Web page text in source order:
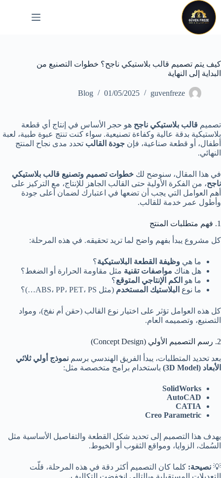
التجاوز
إلى
المحتوى
كيف يتم تصميم قالب بلاستيكي ناجح؟ خطوات التصنيع من
البداية إلى النهاية
guvenfreze
01/05/2025
Blog
تصميم قالب بلاستيكي ناجح هو حجر الأساس في إنتاج أي قطعة
بلاستيكية بدقة عالية وكفاءة تصنيعية. سواء كنت تنتج عبوة طبية، لعبة
أطفال، أو قطعة صناعية، فإن جودة القالب تحدد مدى نجاح المنتج
النهائي.
في هذا المقال، سنوضح لك خطوات تصميم وتصنيع قالب بلاستيكي
ناجح، من الفكرة الأولية حتى القالب الجاهز للإنتاج، مع التركيز على
أهم العوامل التي يجب أن تضعها في اعتبارك لضمان أعلى جودة
وأطول عمر خدمة للقالب.
1. فهم متطلبات المنتج
كل مشروع يبدأ بفهم واضح لما تريد تحقيقه. في هذه المرحلة:
ما هي وظيفة القطعة البلاستيكية؟
هل هناك مواصفات تقنية مثل مقاومة الحرارة أو الضغط؟
ما هو الكم الإنتاجي المتوقع؟
ما نوع البلاستيك المستخدم (مثل ABS، PP، PET، PS…)؟
كل هذه العوامل تؤثر على اختيار نوع القالب (حقن أم نفخ)، ومواد
التصنيع، وتصميمه العام.
2. رسم التصميم الأولي (Concept Design)
بعد تحديد المتطلبات، يبدأ الفريق الهندسي برسم نموذج أولي ثلاثي
الأبعاد (3D Model)
باستخدام برامج متخصصة مثل:
SolidWorks
AutoCAD
CATIA
Creo Parametric
يهدف هذا التصميم إلى تحديد شكل القطعة والتفاصيل الأساسية مثل
السُمك، الزوايا، ومواقع الثقوب أو الخيوط.
💡 نصيحة: كلما كان التصميم أكثر دقة في هذه المرحلة، قلّت
التعديلات المستقبلية وبالتالي انخفضت التكاليف.